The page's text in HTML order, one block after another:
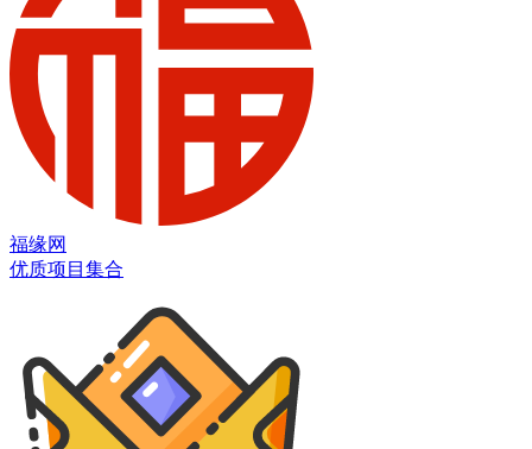
福缘网
优质项目集合